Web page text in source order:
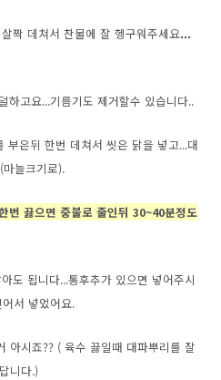
짝 데쳐서 찬물에 잘 헹구워주세요...
고요...기름기도 제거할수 있습니다..
은뒤 한번 데쳐서 씻은 닭을 넣고...대
늘크기로).
번 끓으면 중불로 줄인뒤 30~40분정도
도 됩니다...통후추가 있으면 넣어주시
서 넣었어요.
시죠?? ( 육수 끓일때 대파뿌리를 잘
니다.)